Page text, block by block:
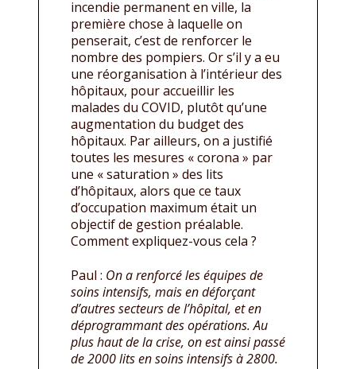
incendie permanent en ville, la
première chose à laquelle on
penserait, c’est de renforcer le
nombre des pompiers. Or s’il y a eu
une réorganisation à l’intérieur des
hôpitaux, pour accueillir les
malades du COVID, plutôt qu’une
augmentation du budget des
hôpitaux. Par ailleurs, on a justifié
toutes les mesures « corona » par
une « saturation » des lits
d’hôpitaux, alors que ce taux
d’occupation maximum était un
objectif de gestion préalable.
Comment expliquez-vous cela ?
Paul : On a renforcé les équipes de
soins intensifs, mais en déforçant
d’autres secteurs de l’hôpital, et en
déprogrammant des opérations. Au
plus haut de la crise, on est ainsi passé
de 2000 lits en soins intensifs à 2800.